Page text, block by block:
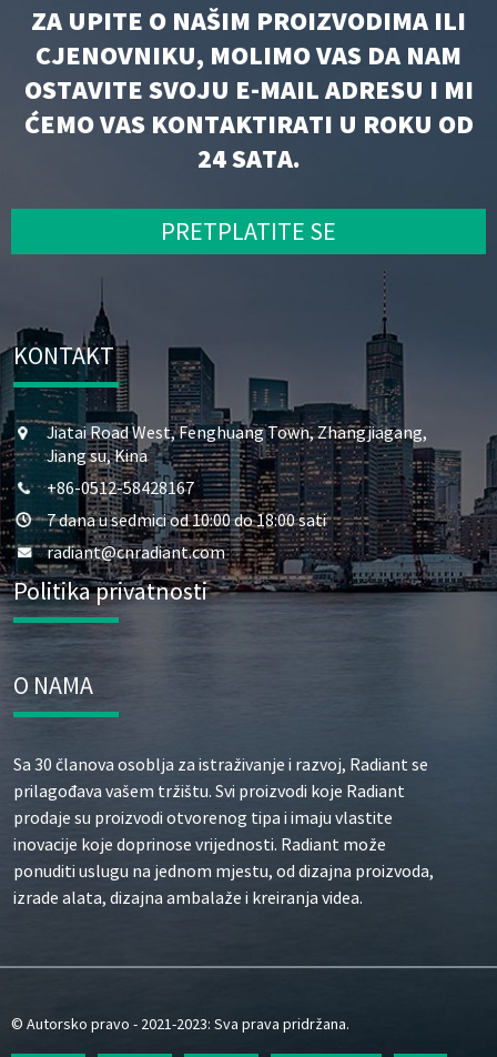
ZA UPITE O NAŠIM PROIZVODIMA ILI
CJENOVNIKU, MOLIMO VAS DA NAM
OSTAVITE SVOJU E-MAIL ADRESU I MI
ĆEMO VAS KONTAKTIRATI U ROKU OD
24 SATA.
PRETPLATITE SE
KONTAKT
Jiatai Road West, Fenghuang Town, Zhangjiagang,
Jiang su, Kina
+86-0512-58428167
7 dana u sedmici od 10:00 do 18:00 sati
radiant@cnradiant.com
Politika privatnosti
O NAMA
Sa 30 članova osoblja za istraživanje i razvoj, Radiant se
prilagođava vašem tržištu. Svi proizvodi koje Radiant
prodaje su proizvodi otvorenog tipa i imaju vlastite
inovacije koje doprinose vrijednosti. Radiant može
ponuditi uslugu na jednom mjestu, od dizajna proizvoda,
izrade alata, dizajna ambalaže i kreiranja videa.
© Autorsko pravo - 2021-2023: Sva prava pridržana.